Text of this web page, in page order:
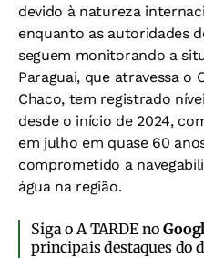
devido à natureza
enquanto as autoridades
seguem monitorando a
Paraguai, que atravessa o
Chaco, tem registrado
desde o início de 2024,
em julho em quase 60
comprometido a
água na região.
Siga o A TARDE no
principais destaques do